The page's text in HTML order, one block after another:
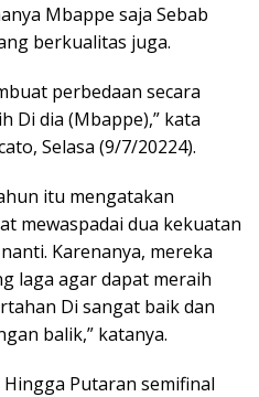
Mbappe saja Sebab
berkualitas juga.
perbedaan secara
Di dia (Mbappe),” kata
Selasa (9/7/20224).
itu mengatakan
mewaspadai dua kekuatan
Karenanya, mereka
laga agar dapat meraih
Di sangat baik dan
balik,” katanya.
Hingga Putaran semifinal